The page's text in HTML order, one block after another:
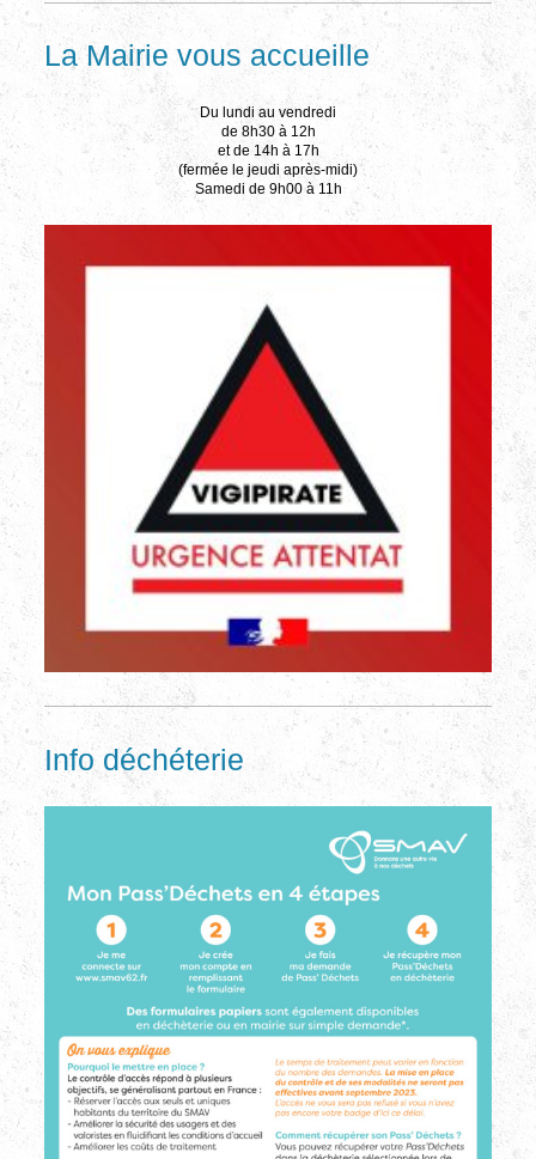
La Mairie vous accueille
Du lundi au vendredi
de 8h30 à 12h
et de 14h à 17h
(fermée le jeudi après-midi)
Samedi de 9h00 à 11h
Info déchéterie